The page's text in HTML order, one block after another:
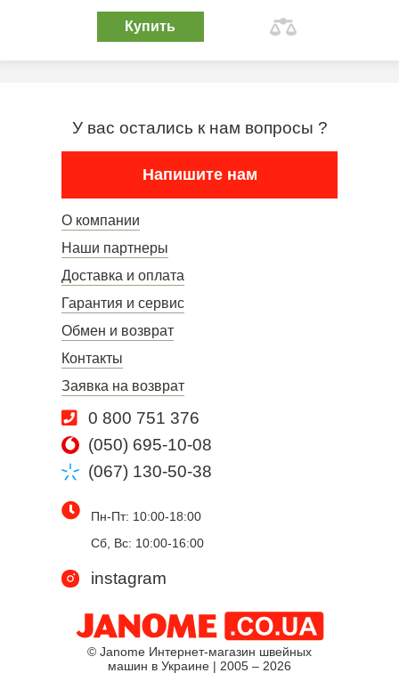
Купить
У вас остались к нам вопросы ?
Напишите нам
О компании
Наши партнеры
Доставка и оплата
Гарантия и сервис
Обмен и возврат
Контакты
Заявка на возврат
0 800 751 376
(050) 695-10-08
(067) 130-50-38
Пн-Пт: 10:00-18:00
Сб, Вс: 10:00-16:00
instagram
© Janome Интернет-магазин швейных
машин в Украине | 2005 – 2026